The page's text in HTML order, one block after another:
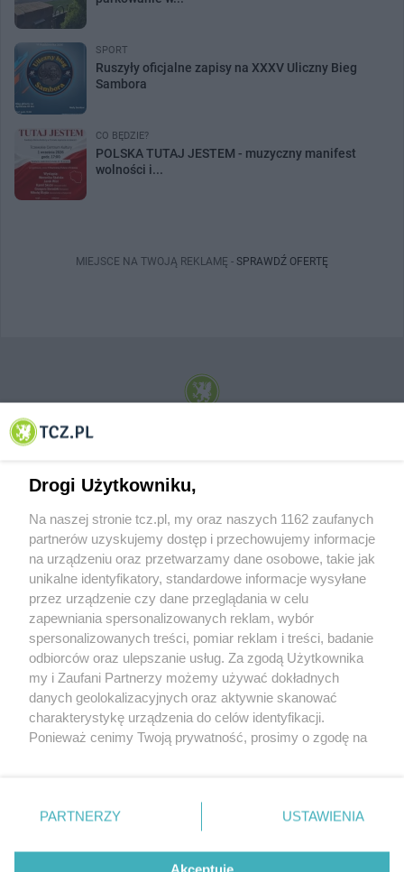
SPORT
Ruszyły oficjalne zapisy na XXXV Uliczny Bieg
Sambora
CO BĘDZIE?
POLSKA TUTAJ JESTEM - muzyczny manifest
wolności i...
MIEJSCE NA TWOJĄ REKLAMĘ - SPRAWDŹ OFERTĘ
© 2001-2026 Tczew - TCZ.PL Sp. z o.o. Internetowy Serwis Informacyjny Miasta
O FIRMIE POLITYKA PRYWATNOŚCI HOSTING
REKLAMA WSPÓŁPRACA RSS FACEBOOK KONTAKT
Nasze serwisy
Aktualności
Tcz24
Historia miasta
Muzyka i kultura
Archiwum wydarzeń
Zdjęcia miasta
Drogi Użytkowniku,
Na naszej stronie tcz.pl, my oraz naszych 1162 zaufanych
partnerów uzyskujemy dostęp i przechowujemy informacje
na urządzeniu oraz przetwarzamy dane osobowe, takie jak
unikalne identyfikatory, standardowe informacje wysyłane
przez urządzenie czy dane przeglądania w celu
zapewniania spersonalizowanych reklam, wybór
spersonalizowanych treści, pomiar reklam i treści, badanie
odbiorców oraz ulepszanie usług. Za zgodą Użytkownika
my i Zaufani Partnerzy możemy używać dokładnych
danych geolokalizacyjnych oraz aktywnie skanować
charakterystykę urządzenia do celów identyfikacji.
Ponieważ cenimy Twoją prywatność, prosimy o zgodę na
znajdujący się w lewym dolnym rogu strony
. Niektóre
PARTNERZY USTAWIENIA
Akceptuję